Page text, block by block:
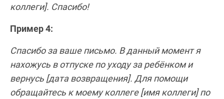
коллеги]. Спасибо!
Пример 4:
Спасибо за ваше письмо. В данный момент я
нахожусь в отпуске по уходу за ребёнком и
вернусь [дата возвращения]. Для помощи
обращайтесь к моему коллеге [имя коллеги] по